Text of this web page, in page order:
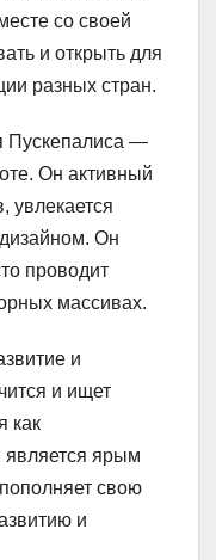
со своей
и открыть для
разных стран.
Пускепалиса —
Он активный
увлекается
Он
проводит
массивах.
и
и ищет
как
является ярым
свою
и